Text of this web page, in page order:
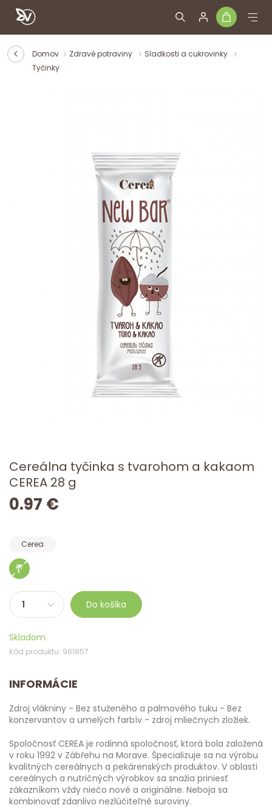
Domov Zdravé potraviny
Sladkosti a cukrovinky
Tyčinky
Cereálna tyčinka s tvarohom a kakaom
CEREA 28 g
0.97 €
Cerea
Do košíka
Skladom
Kód produktu: 981857
INFORMÁCIE
Zdroj vlákniny - Bez stuženého a palmového tuku - Bez
konzervantov a umelých farbív - zdroj mliečnych zložiek.
Spoločnosť CEREA je rodinná spoločnosť, ktorá bola založená
v roku 1992 v Zábřehu na Morave. Špecializuje sa na výrobu
kvalitných cereálnych a pekárenských produktov. V oblasti
cereálnych a nutričných výrobkov sa snažia priniesť
zákazníkom vždy niečo nové a originálne. Neboja sa
kombinovať zdanlivo nezlúčiteľné suroviny.